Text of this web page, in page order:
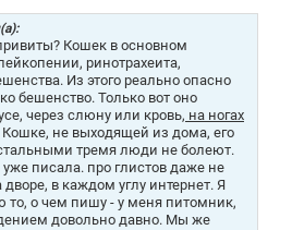
б
щ
е
н
и
е
Кошек в основном
ринотрахеита,
Из этого реально опасно
бешенство. Только вот оно
через слюну или кровь, на ногах
Кошке, не выходящей из дома, его
тремя люди не болеют.
писала. про глистов даже не
в каждом углу интернет. Я
то, о чем пишу - у меня питомник,
довольно давно. Мы же